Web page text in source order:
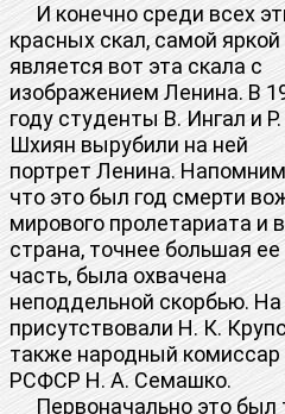
И конечно среди всех
красных скал, самой яркой
является вот эта скала с
изображением Ленина. В
году студенты В. Ингал и Р.
Шхиян вырубили на ней
портрет Ленина.
что это был год смерти
мирового пролетариата и
страна, точнее большая ее
часть, была охвачена
неподдельной скорбью.
присутствовали Н. К.
также народный комиссар
РСФСР Н. А. Семашко.
Первоначально это был